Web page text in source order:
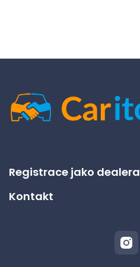
Registrace jako dealera
Kontakt